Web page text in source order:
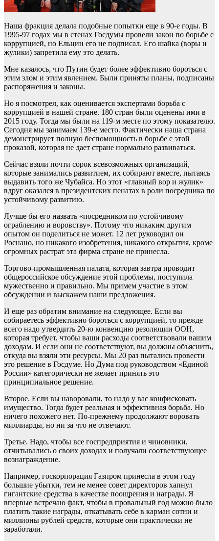
Наша фракция делала подобные попытки еще в 90-е годы. В
1995-97 годах мы в стенах Госдумы провели закон по борьбе с
коррупцией, но Ельцин его не подписал. Его шайка (воры и
жулики) запретила ему это делать.
Мне казалось, что Путин будет более эффективно бороться с
этим злом и этим явлением. Были приняты планы, подписаны
распоряжения и законы.
Но я посмотрел, как оценивается экспертами борьба с
коррупцией в нашей стране. 180 стран были оценены ими в
2015 году. Тогда мы были на 119-м месте по этому показателю.
Сегодня мы занимаем 139-е место. Фактически наша страна
демонстрирует полную беспомощность в борьбе с этой
проказой, которая не дает стране нормально развиваться.
Сейчас взяли почти сорок всевозможных организаций,
которые занимались развитием, их собирают вместе, пытаясь
выдавить того же Чубайса. Но этот «главный вор и жулик»
вдруг оказался в президентских пенатах в роли посредника по
устойчивому развитию.
Лучше бы его назвать «посредником по устойчивому
ограблению и воровству». Потому что никаким другим
опытом он поделиться не может. 12 лет руководил он
Роснано, но никакого изобретения, никакого открытия, кроме
огромных растрат эта фирма стране не принесла.
Торгово-промышленная палата, которая завтра проводит
общероссийское обсуждение этой проблемы, поступила
мужественно и правильно. Мы примем участие в этом
обсуждении и выскажем наши предложения.
И еще раз обратим внимание на следующее. Если вы
собираетесь эффективно бороться с коррупцией, то прежде
всего надо утвердить 20-ю конвенцию резолюции ООН,
которая требует, чтобы ваши расходы соответствовали вашим
доходам. И если они не соответствуют, вы должны объяснить,
откуда вы взяли эти ресурсы. Мы 20 раз пытались провести
это решение в Госдуме. Но Дума под руководством «Единой
России» категорически не желает принять это
принципиальное решение.
Второе. Если вы наворовали, то надо у вас конфисковать
имущество. Тогда будет реальная и эффективная борьба. Но
ничего похожего нет. По-прежнему продолжают воровать
миллиарды, но ни за что не отвечают.
Третье. Надо, чтобы все госпредприятия и чиновники,
отчитывались о своих доходах и получали соответствующее
вознаграждение.
Например, госкорпорация Газпром принесла в этом году
большие убытки, тем не менее совет директоров хапнул
гигантские средства в качестве поощрения и награды. Я
впервые встречаю факт, чтобы в провальный год можно было
платить такие награды, откатывать себе в карман сотни и
миллионы рублей средств, которые они практически не
заработали.